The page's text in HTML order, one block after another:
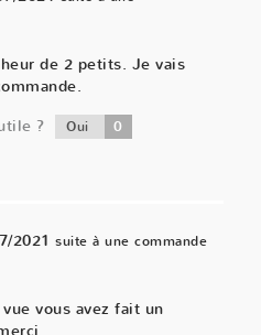
de 2 petits. Je vais
?
Oui 0
2021 suite à une commande
vous avez fait un